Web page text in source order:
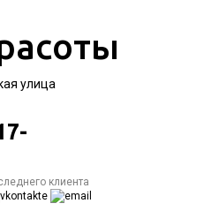
улица
клиента